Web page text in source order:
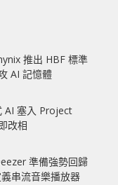
推出 HBF 標準
AI 記憶體
AI 塞入 Project
改相
準備強勢回歸
串流音樂播放器